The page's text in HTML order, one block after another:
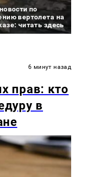
по
вертолета на
читать здесь
6 минут назад
прав: кто
в